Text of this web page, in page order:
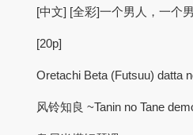
[中文] [全彩]一个男人，一个
[20p]
Oretachi Beta (Futsuu) datta
风铃知良 ~Tanin no Tane